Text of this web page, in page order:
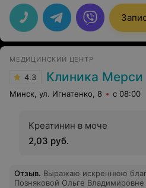
МЕДИЦИНСКИЙ ЦЕНТР
4.3 Клиника Мерси
Минск, ул. Игнатенко, 8 с 08:00
Креатинин в моче
2,03 руб.
Отзыв. Выражаю искреннюю
Позняковой Ольге